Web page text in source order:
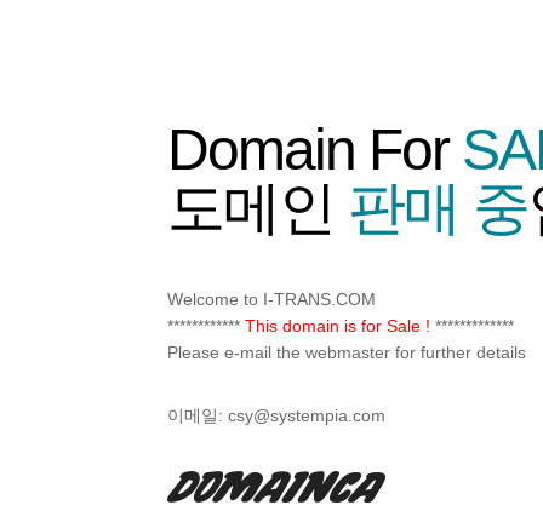
Domain For
도메인 판매 중
Welcome to I-TRANS.COM
************ This domain is for Sale ! *************
Please e-mail the webmaster for further details
이메일: csy@systempia.com